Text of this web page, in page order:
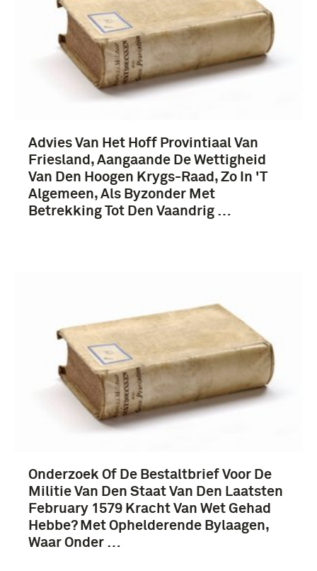
Koninklijke Landmacht (1813/1814-heden) (8)
Dreyfus, Alfred (6)
Koninklijk Nederlands-Indisch Leger (1830-1950)
Nederland (111)
Frankrijk (19)
Duitsland (15)
Advies Van Het Hoff Provintiaal Van
Friesland, Aangaande De Wettigheid
Van Den Hoogen Krygs-Raad, Zo In 'T
Algemeen, Als Byzonder Met
Betrekking Tot Den Vaandrig …
Onderzoek Of De Bestaltbrief Voor De
Militie Van Den Staat Van Den Laatsten
February 1579 Kracht Van Wet Gehad
Hebbe? Met Ophelderende Bylaagen,
Waar Onder …